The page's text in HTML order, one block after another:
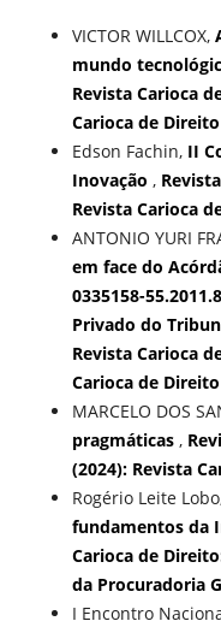
VICTOR WILLCOX,
mundo
Revista Carioca
Carioca de Direito
Edson Fachin, II
Inovação ,
Revista Carioca
ANTONIO YURI
em face do
0335158-
Privado do
Revista Carioca
Carioca de Direito
MARCELO DOS
pragmáticas ,
(2024): Revista
Rogério Leite
fundamentos da
Carioca de
da Procuradoria
I Encontro